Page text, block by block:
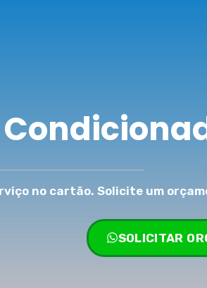
no cartão. Solicite um
SOLICITAR